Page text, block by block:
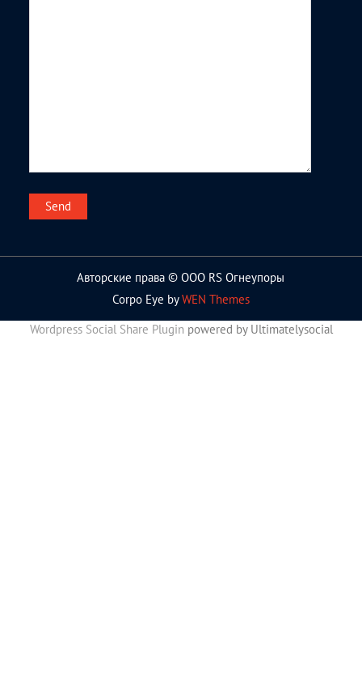
Авторские права © ООО RS Огнеупоры
Corpo Eye byWEN Themes
Wordpress Social Share Plugin powered by Ultimatelysocial